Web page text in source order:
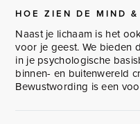
HOE ZIEN DE MIND
Naast je lichaam is het
voor je geest. We bieden
in je psychologische
binnen- en buitenwereld
Bewustwording is een